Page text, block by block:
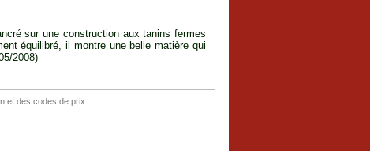
sur une construction aux tanins fermes
équilibré, il montre une belle matière qui
2008)
et des codes de prix.